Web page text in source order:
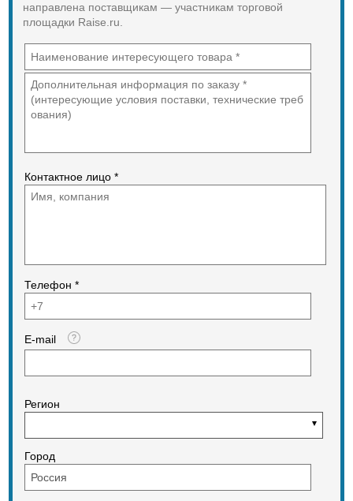
направлена поставщикам — участникам торговой
площадки Raise.ru.
Контактное лицо *
Телефон *
E-mail
Регион
Город